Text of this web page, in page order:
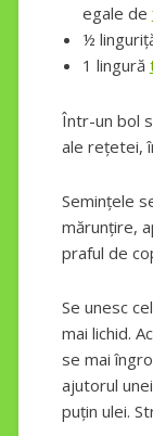
egale de
½
1 lingură
Într-un bol
ale rețetei,
Semințele
mărunțire,
praful de
Se unesc
mai lichid.
se mai
ajutorul
puțin ulei.